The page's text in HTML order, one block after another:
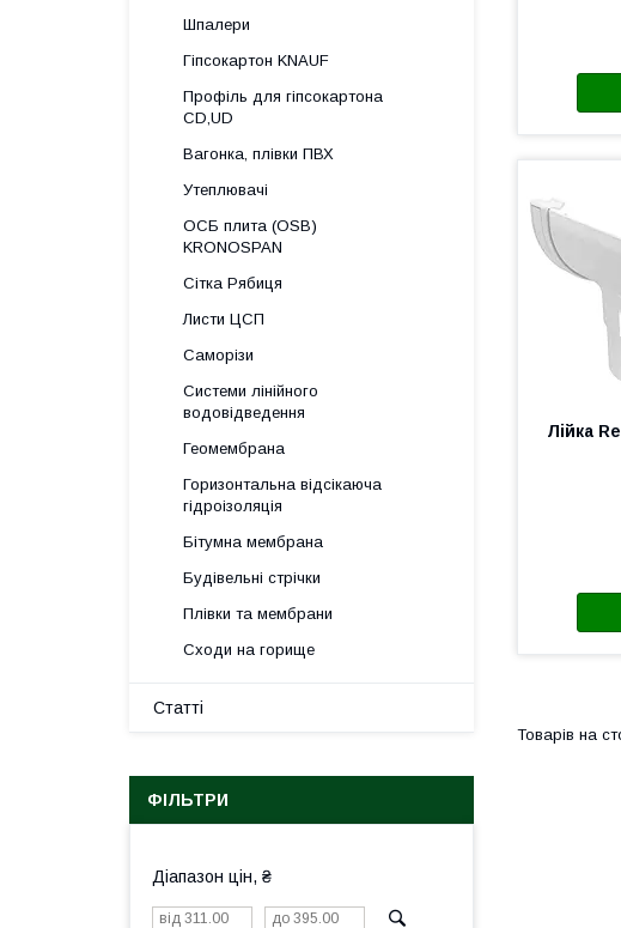
Лійка
Шпалери
Гіпсокартон KNAUF
Профіль для гіпсокартона
CD,UD
Вагонка, плівки ПВХ
Утеплювачі
ОСБ плита (OSB)
KRONOSPAN
Сітка Рябиця
Листи ЦСП
Саморізи
Системи лінійного
водовідведення
Геомембрана
Горизонтальна відсікаюча
гідроізоляція
Бітумна мембрана
Будівельні стрічки
Плівки та мембрани
Сходи на горище
Статті
ФІЛЬТРИ
Діапазон цін, ₴